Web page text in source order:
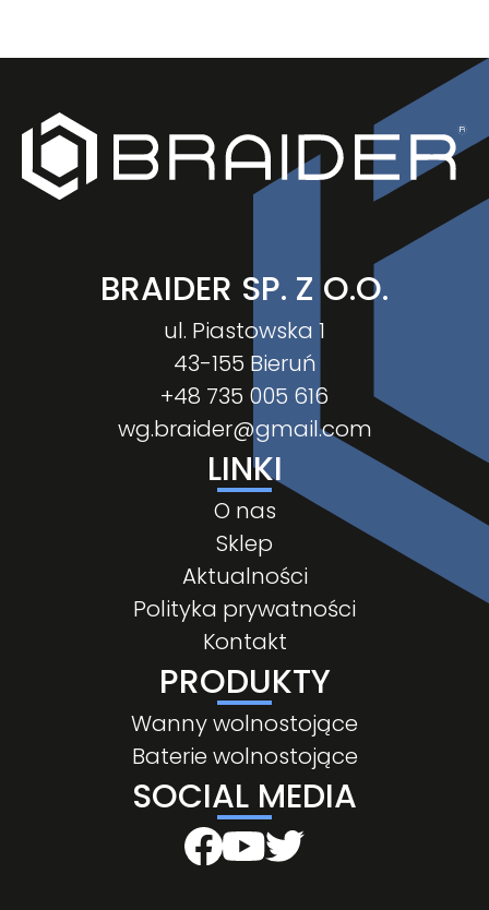
BRAIDER SP. Z O.O.
ul. Piastowska 1
43-155 Bieruń
+48 735 005 616
wg.braider@gmail.com
LINKI
O nas
Sklep
Aktualności
Polityka prywatności
Kontakt
PRODUKTY
Wanny wolnostojące
Baterie wolnostojące
SOCIAL MEDIA